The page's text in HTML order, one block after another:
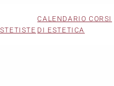
CALENDARIO CORSI
DI ESTETICA